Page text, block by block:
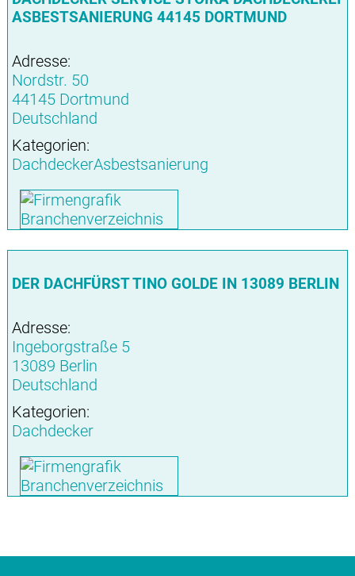
ASBESTSANIERUNG 44145 DORTMUND
Adresse:
Nordstr. 50
44145 Dortmund
Deutschland
Kategorien:
DachdeckerAsbestsanierung
DER DACHFÜRST TINO GOLDE IN 13089 BERLIN
Adresse:
Ingeborgstraße 5
13089 Berlin
Deutschland
Kategorien:
Dachdecker